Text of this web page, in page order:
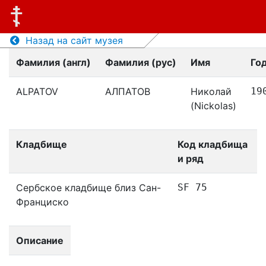
Назад на сайт музея
Фамилия (англ)
Фамилия (рус) Имя
ALPATOV АЛПАТОВ
Николай
(Nickolas)
Кладбище
Код кладбища
и ряд
Сербское кладбище близ Сан-
Франциско
SF 75
Описание